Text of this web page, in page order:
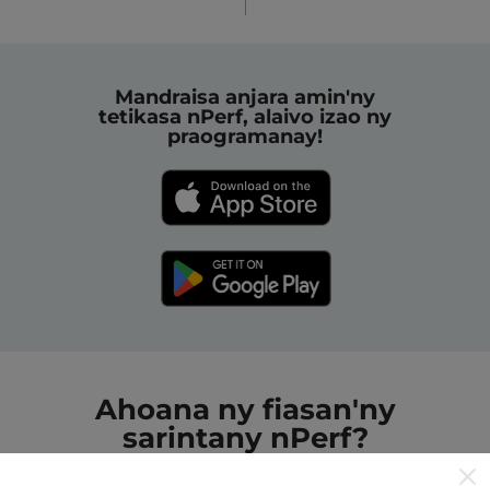
Mandraisa anjara amin'ny
tetikasa nPerf, alaivo izao ny
praogramanay!
Ahoana ny fiasan'ny
sarintany nPerf?